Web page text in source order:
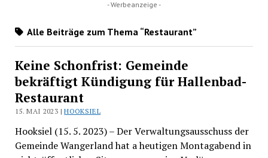
- Werbeanzeige -
Alle Beiträge zum Thema “Restaurant”
Keine Schonfrist: Gemeinde
bekräftigt Kündigung für Hallenbad-
Restaurant
15. MAI 2023 |HOOKSIEL
Hooksiel (15. 5. 2023) – Der Verwaltungsausschuss der
Gemeinde Wangerland hat a heutigen Montagabend in